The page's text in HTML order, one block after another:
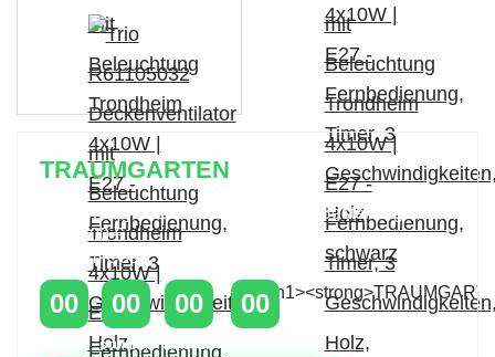
TRAUMGARTEN
Zeitlich begrenzter 20 % Rabatt auf Bestellungen
über 400 €
mit dem Code: VIP20AT
00 00
STUNDEN
00
MINUTEN
00